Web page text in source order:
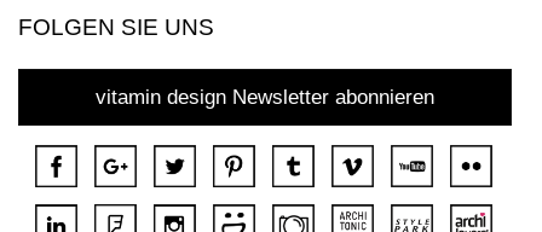
FOLGEN SIE UNS
vitamin design Newsletter abonnieren